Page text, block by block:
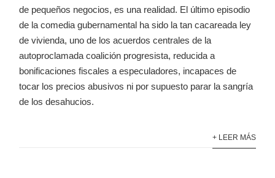
de pequeños negocios, es una realidad. El último episodio
de la comedia gubernamental ha sido la tan cacareada ley
de vivienda, uno de los acuerdos centrales de la
autoproclamada coalición progresista, reducida a
bonificaciones fiscales a especuladores, incapaces de
tocar los precios abusivos ni por supuesto parar la sangría
de los desahucios.
+ LEER MÁS